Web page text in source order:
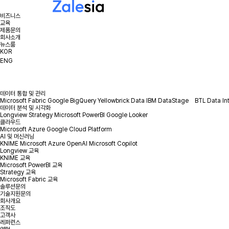
비즈니스
교육
제품문의
회사소개
뉴스룸
KOR
ENG
데이터 통합 및 관리
Microsoft Fabric Google BigQuery Yellowbrick Data IBM DataStage
BTL Data
데이터 분석 및 시각화
Longview Strategy Microsoft PowerBI Google Looker
클라우드
Microsoft Azure Google Cloud Platform
AI 및 머신러닝
KNIME Microsoft Azure OpenAI Microsoft Copilot
Longview 교육
KNIME 교육
Microsoft PowerBI 교육
Strategy 교육
Microsoft Fabric 교육
솔루션문의
기술지원문의
회사개요
조직도
고객사
레퍼런스